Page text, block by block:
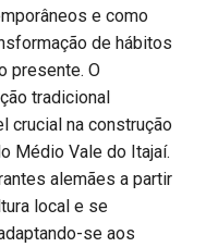
e como
de hábitos
presente. O
tradicional
crucial na construção
Médio Vale do Itajaí.
alemães a partir
local e se
se aos